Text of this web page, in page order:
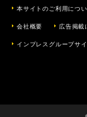
本サイトのご利用につ
会社概要 広告掲載
インプレスグループサ